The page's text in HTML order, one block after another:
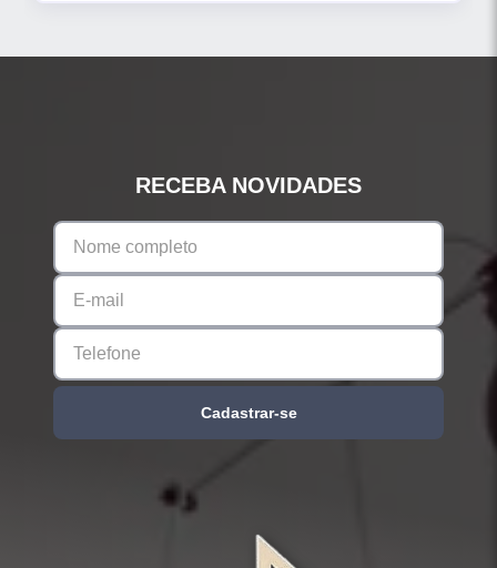
RECEBA NOVIDADES
Cadastrar-se